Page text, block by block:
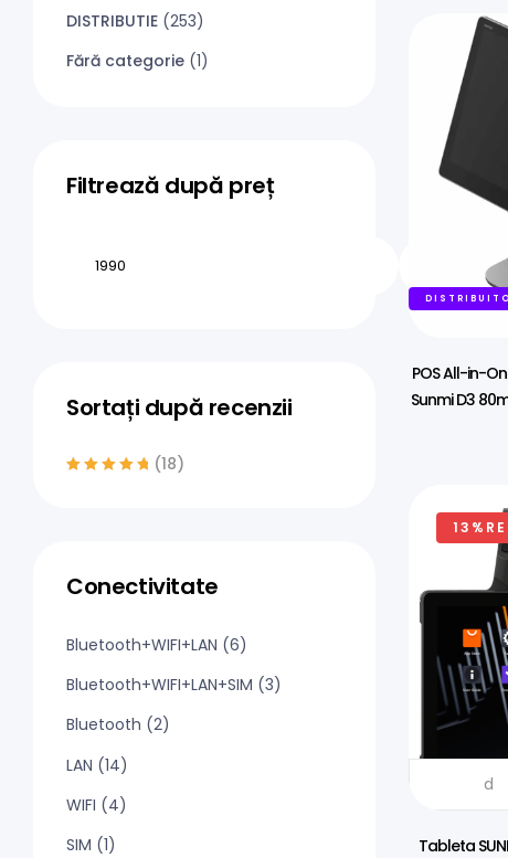
POS All-in-
Sunmi D3
10″,
d
Tableta
DISTRIBUTIE (253)
Fără categorie (1)
Filtrează după preț
Sortați după recenzii
(18)
Conectivitate
Bluetooth+WIFI+LAN (6)
Bluetooth+WIFI+LAN+SIM (3)
Bluetooth (2)
LAN (14)
WIFI (4)
SIM (1)